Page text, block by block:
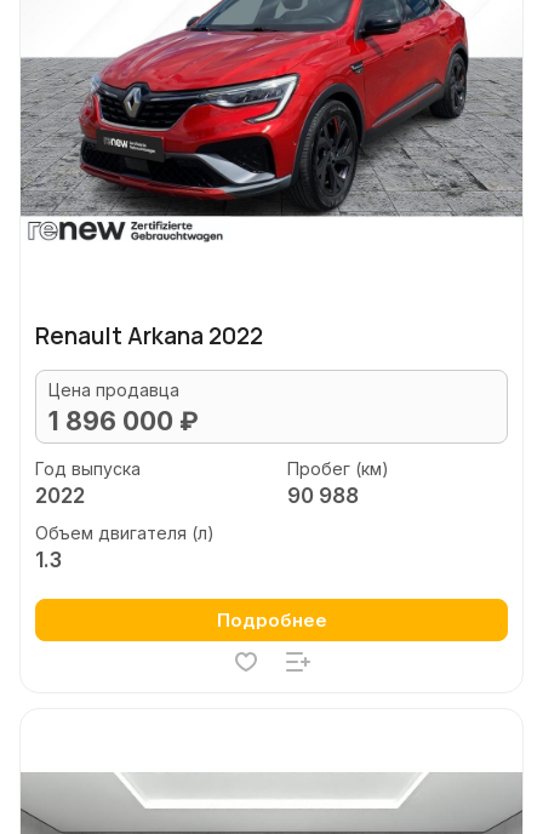
Renault Arkana 2022
Цена продавца
1 896 000 ₽
Год выпуска
2022
Пробег (км)
90 988
Объем двигателя (л)
1.3
Подробнее